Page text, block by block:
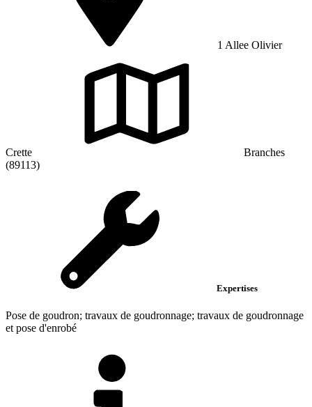
1 Allee Olivier
Crette
Branches
(89113)
Expertises
Pose de goudron; travaux de goudronnage; travaux de goudronnage
et pose d'enrobé